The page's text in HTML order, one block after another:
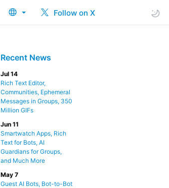
Follow on X
Recent News
Jul 14
Rich Text Editor,
Communities, Ephemeral
Messages in Groups, 350
Million GIFs
Jun 11
Smartwatch Apps, Rich
Text for Bots, AI
Guardians for Groups,
and Much More
May 7
Guest AI Bots, Bot-to-Bot